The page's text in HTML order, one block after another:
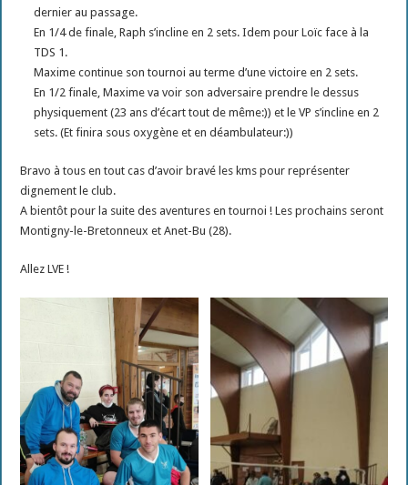
dernier au passage.
En 1/4 de finale, Raph s’incline en 2 sets. Idem pour Loïc face à la
TDS 1.
Maxime continue son tournoi au terme d’une victoire en 2 sets.
En 1/2 finale, Maxime va voir son adversaire prendre le dessus
physiquement (23 ans d’écart tout de même:)) et le VP s’incline en 2
sets. (Et finira sous oxygène et en déambulateur:))
Bravo à tous en tout cas d’avoir bravé les kms pour représenter
dignement le club.
A bientôt pour la suite des aventures en tournoi ! Les prochains seront
Montigny-le-Bretonneux et Anet-Bu (28).
Allez LVE !